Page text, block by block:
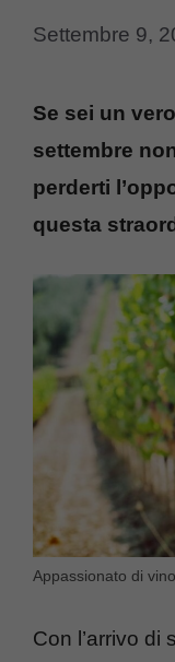
Settembre 9,
Se sei un
settembre
perderti
questa
Appassionato di
Con l’arrivo di